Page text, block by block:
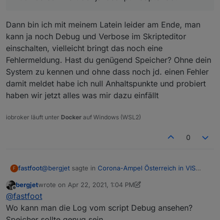
Dann bin ich mit meinem Latein leider am Ende, man
kann ja noch Debug und Verbose im Skripteditor
einschalten, vielleicht bringt das noch eine
Fehlermeldung. Hast du genügend Speicher? Ohne dein
System zu kennen und ohne dass noch jd. einen Fehler
damit meldet habe ich null Anhaltspunkte und probiert
haben wir jetzt alles was mir dazu einfällt
iobroker läuft unter Docker auf Windows (WSL2)
0
F fastfoot@bergjet sagte in Corona-Ampel Österreich in VIS
VIS anzeigen
Dann bin ich mit meinem Latein leider am Ende, man
Offline
bergjetwrote on Apr 22, 2021, 1:04 PM
last edited by bergjet Apr 22, 2021, 3:10 PM
@fastfoot
Wo kann man die Log vom script Debug ansehen?